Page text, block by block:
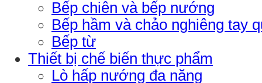
Bếp chiên và bếp nướng
Bếp hầm và chảo nghiêng tay
Bếp từ
Thiết bị chế biến thực phẩm
Lò hấp nướng đa năng